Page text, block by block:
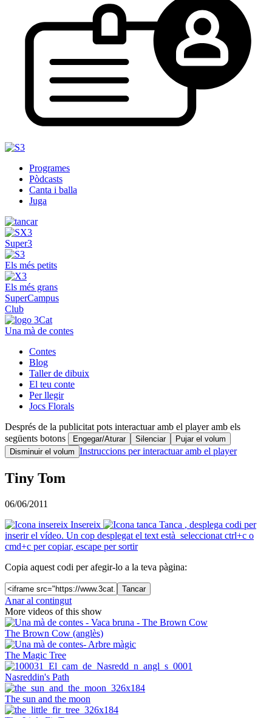
Programes
Pòdcasts
Canta i balla
Juga
Super3
Els més petits
Els més grans
SuperCampus
Club
Una mà de contes
Contes
Blog
Taller de dibuix
El teu conte
Per llegir
Jocs Florals
Després de la publicitat pots interactuar amb el player amb els
següents botons
Engegar/Aturar Silenciar
Pujar el volum
Disminuir el volum Instruccions per interactuar amb el player
Tiny Tom
06/06/2011
Insereix
Tanca , desplega codi per
inserir el vídeo. Un cop desplegat el text està seleccionat ctrl+c o
cmd+c per copiar, escape per sortir
Copia aquest codi per afegir-lo a la teva pàgina:
Tancar
Anar al contingut
More videos of this show
The Brown Cow (anglès)
The Magic Tree
Nasreddin's Path
The sun and the moon